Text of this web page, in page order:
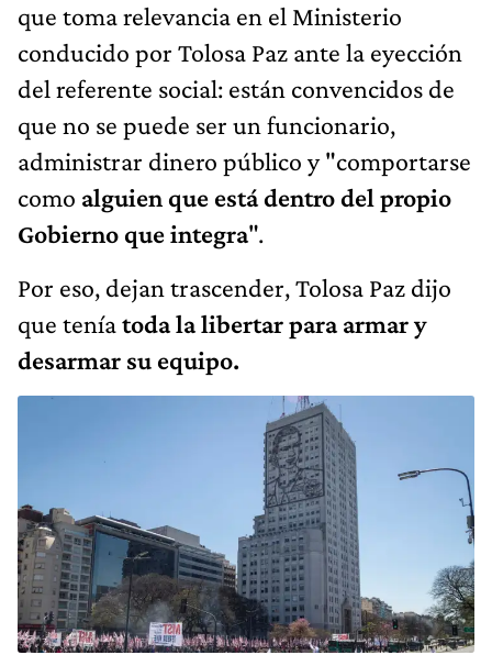
que toma relevancia en el Ministerio
conducido por Tolosa Paz ante la eyección
del referente social: están convencidos de
que no se puede ser un funcionario,
administrar dinero público y "comportarse
como alguien que está dentro del propio
Gobierno que integra".
Por eso, dejan trascender, Tolosa Paz dijo
que teníatoda la libertar para armar y
desarmar su equipo.